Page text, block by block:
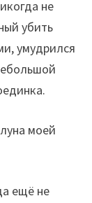
не
убить
умудрился
моей
ещё не